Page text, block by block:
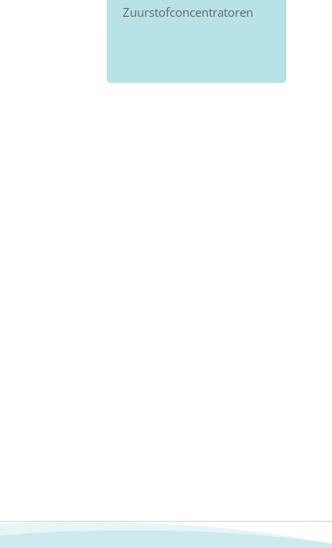
Zuurstofconcentratoren